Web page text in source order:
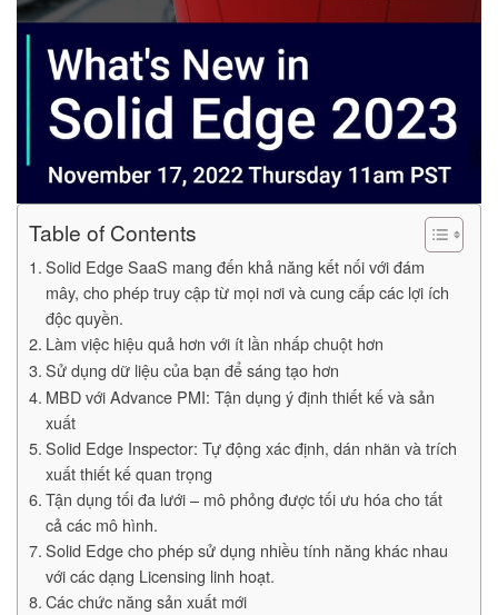
Table of Contents
Solid Edge SaaS mang đến khả năng kết nối với đám
mây, cho phép truy cập từ mọi nơi và cung cấp các lợi ích
độc quyền.
Làm việc hiệu quả hơn với ít lần nhấp chuột hơn
Sử dụng dữ liệu của bạn để sáng tạo hơn
MBD với Advance PMI: Tận dụng ý định thiết kế và sản
xuất
Solid Edge Inspector: Tự động xác định, dán nhãn và trích
xuất thiết kế quan trọng
Tận dụng tối đa lưới – mô phỏng được tối ưu hóa cho tất
cả các mô hình.
Solid Edge cho phép sử dụng nhiều tính năng khác nhau
với các dạng Licensing linh hoạt.
Các chức năng sản xuất mới